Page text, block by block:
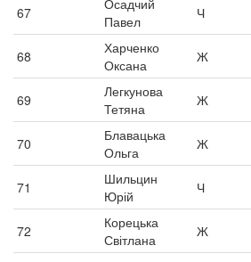
67
Осадчий
Павел
Ч
68
Харченко
Оксана
Ж
69
Легкунова
Тетяна
Ж
70
Блавацька
Ольга
Ж
71
Шильцин
Юрій
Ч
72
Корецька
Світлана
Ж